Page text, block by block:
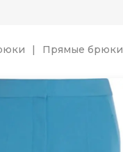
Прямые брюки